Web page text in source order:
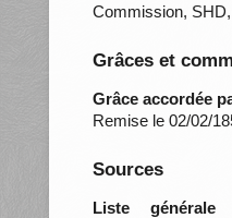
Commission,
Grâces et
Grâce accordée
Remise le 02/02/
Sources
Liste générale